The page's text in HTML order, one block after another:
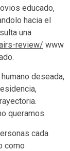
educado,
hacia el
una
review/ www
deseada,
queramos.
cada
como